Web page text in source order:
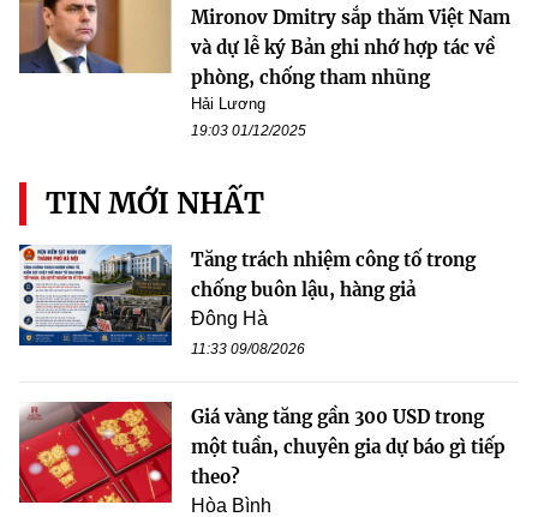
Mironov Dmitry sắp thăm Việt Nam
và dự lễ ký Bản ghi nhớ hợp tác về
phòng, chống tham nhũng
Hải Lương
19:03 01/12/2025
TIN MỚI NHẤT
Tăng trách nhiệm công tố trong
chống buôn lậu, hàng giả
Đông Hà
11:33 09/08/2026
Giá vàng tăng gần 300 USD trong
một tuần, chuyên gia dự báo gì tiếp
theo?
Hòa Bình